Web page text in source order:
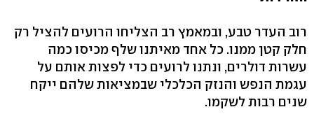
רוב העדר טבע, ובמאמץ רב הצליחו הרועים להציל רק
חלק קטן ממנו. כל אחד מאיתנו שלף מכיסו כמה
עשרות דולרים, ונתנו לרועים כדי לפצות אותם על
עגמת הנפש והנזק הכלכלי שבמציאות שלהם ייקח
שנים רבות לשקמו.